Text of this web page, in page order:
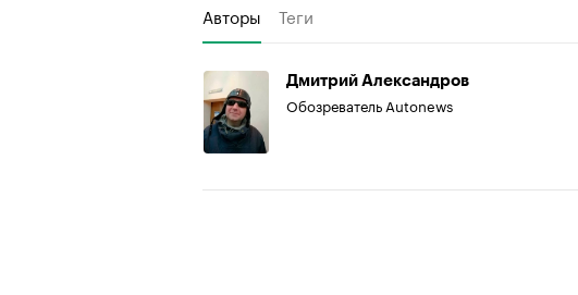
Авторы Теги
Дмитрий Александров
Обозреватель Autonews